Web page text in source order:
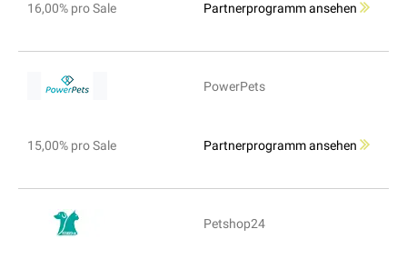
16,00% pro Sale Partnerprogramm ansehen
PowerPets
15,00% pro Sale Partnerprogramm ansehen
Petshop24